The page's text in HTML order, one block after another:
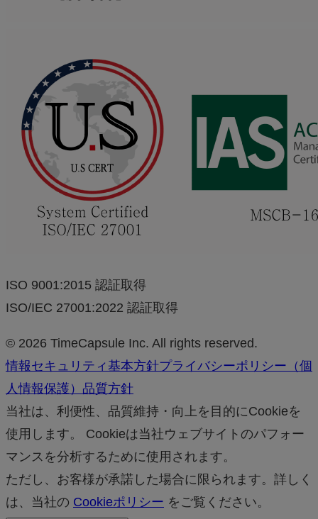
ISO 9001:2015 認証取得
ISO/IEC 27001:2022 認証取得
© 2026 TimeCapsule Inc. All rights reserved.
情報セキュリティ基本方針プライバシーポリシー（個
人情報保護） 品質方針
当社は、利便性、品質維持・向上を目的にCookieを
使用します。 Cookieは当社ウェブサイトのパフォー
マンスを分析するために使用されます。
ただし、お客様が承諾した場合に限られます。詳しく
は、当社の Cookieポリシー をご覧ください。